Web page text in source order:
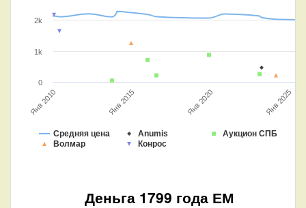
Средняя цена Anumis
Аукцион СПБ
Волмар
Конрос
Янв 2010 Янв 2015 Янв 2020 Янв 2025
0
1k
2k
Деньга 1799 года ЕМ